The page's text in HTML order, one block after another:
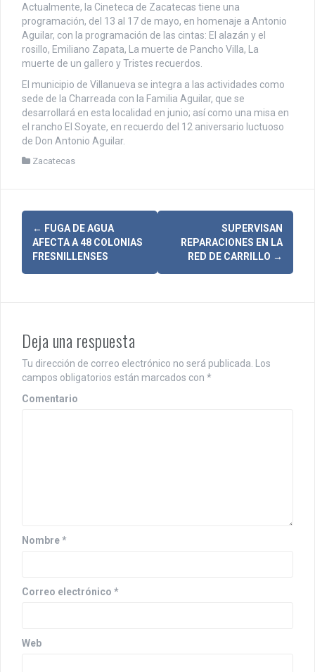
Actualmente, la Cineteca de Zacatecas tiene una
programación, del 13 al 17 de mayo, en homenaje a Antonio
Aguilar, con la programación de las cintas: El alazán y el
rosillo, Emiliano Zapata, La muerte de Pancho Villa, La
muerte de un gallero y Tristes recuerdos.
El municipio de Villanueva se integra a las actividades como
sede de la Charreada con la Familia Aguilar, que se
desarrollará en esta localidad en junio; así como una misa en
el rancho El Soyate, en recuerdo del 12 aniversario luctuoso
de Don Antonio Aguilar.
Zacatecas
N
g
a
c
i
e
t
r
a
d
← FUGA DE AGUA
AFECTA A 48 COLONIAS
FRESNILLENSES
SUPERVISAN
REPARACIONES EN LA
RED DE CARRILLO →
Deja una respuesta
Tu dirección de correo electrónico no será publicada.
Los
campos obligatorios están marcados con *
Comentario
Nombre*
Correo electrónico *
Web